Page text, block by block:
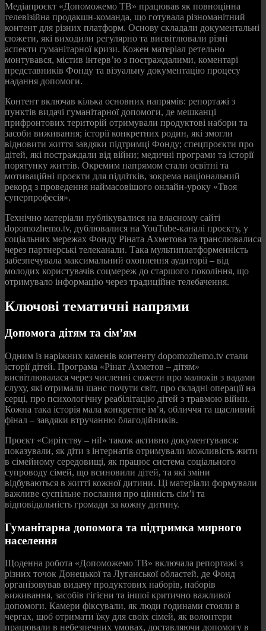
Медіапроєкт «Допоможемо ТВ» працював як повноцінна
телевізійна продакшн-команда, що готувала різноманітний
контент для різних платформ. Основу складали документальні
сюжети, які виходили регулярно та висвітлювали різні
аспекти гуманітарної кризи. Кожен матеріал ретельно
монтувався, містив інтерв’ю з постраждалими, коментарі
представників Фонду та візуальну документацію процесу
надання допомоги.
Контент включав кілька основних напрямів: репортажі з
пунктів видачі гуманітарної допомоги, де мешканці
прифронтових територій отримували продуктові набори та
засоби виживання; історії конкретних родин, які змогли
відновити життя завдяки підтримці Фонду; спецпроєкти про
дітей, які постраждали від війни; медичні програми та історії
порятунку життів. Окремим напрямом стали освітні та
мотиваційні проєкти для підлітків, зокрема національний
рекорд з проведення наймасовішого онлайн-уроку «Твоя
суперпрофесія».
Технічно матеріали публікувалися на власному сайті
dopomozhemo.tv, дублювалися на YouTube-каналі проєкту, у
соціальних мережах Фонду Ріната Ахметова та транслювалися
через партнерські телеканали. Така мультиплатформенність
забезпечувала максимальний охоплення аудиторії – від
молодих користувачів соцмереж до старшого покоління, що
отримувало інформацію через традиційне телебачення.
Ключові тематичні напрями
Допомога дітям та сім’ям
Одним із наріжних каменів контенту dopomozhemo.tv стали
історії дітей. Програма «Рінат Ахметов – дітям»
висвітлювалася через численні сюжети про малюків з вадами
слуху, які отримали шанс почути світ, про складні операції на
серці, про психологічну реабілітацію дітей з травмою війни.
Кожна така історія мала конкретне ім’я, обличчя та щасливий
фінал – завдяки втручанню благодійників.
Проєкт «Сирітству – ні!» також активно документувався:
показували, як діти з інтернатів отримували можливість жити
в сімейному середовищі, як працює система соціального
супроводу сімей, що всиновили дітей, та які зміни
відбуваються в житті кожної дитини. Ці матеріали формували
важливе суспільне послання про цінність сім’ї та
відповідальність громади за кожну дитину.
Гуманітарна допомога та підтримка мирного
населення
Щоденна робота «Допоможемо ТВ» включала репортажі з
різних точок Донецької та Луганської областей, де Фонд
організовував видачу продуктових наборів, наборів
виживання, засобів гігієни та іншої критично важливої
допомоги. Камери фіксували, як люди годинами стояли в
чергах, щоб отримати їжу для своїх сімей, як волонтери
працювали в небезпечних умовах, доставляючи допомогу в